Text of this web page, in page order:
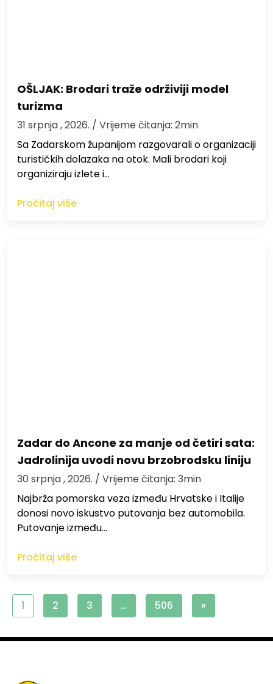
OŠLJAK: Brodari traže održiviji model
turizma
31 srpnja , 2026. / Vrijeme čitanja: 2min
Sa Zadarskom županijom razgovarali o organizaciji
turističkih dolazaka na otok. Mali brodari koji
organiziraju izlete i…
Pročitaj više
Zadar do Ancone za manje od četiri sata:
Jadrolinija uvodi novu brzobrodsku liniju
30 srpnja , 2026. / Vrijeme čitanja: 3min
Najbrža pomorska veza između Hrvatske i Italije
donosi novo iskustvo putovanja bez automobila.
Putovanje između…
Pročitaj više
1 2 3 … 506 »